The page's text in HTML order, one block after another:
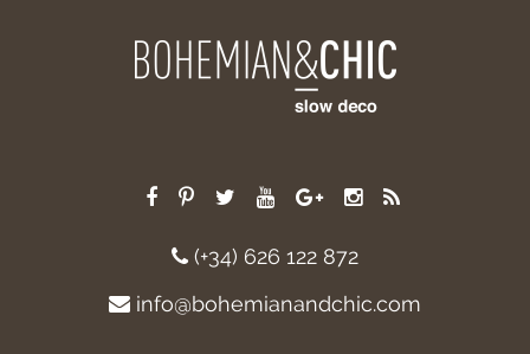
(+34) 626 122 872
info@bohemianandchic.com